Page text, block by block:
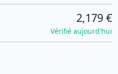
2,179 €
Vérifié aujourd'hui